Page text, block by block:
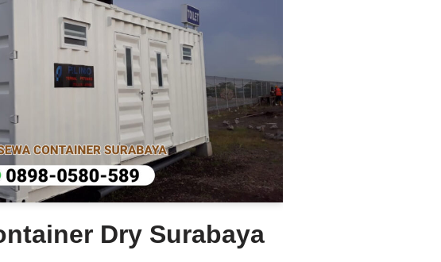
Dry Surabaya